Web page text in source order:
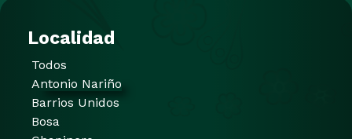
Localidad
Todos
Antonio Nariño
Barrios Unidos
Bosa